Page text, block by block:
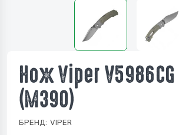
Нож Viper
(M390)
БРЕНД: VIPER